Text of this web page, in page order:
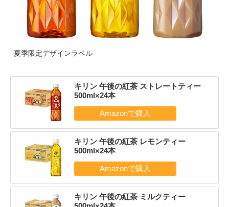
夏季限定デザインラベル
キリン 午後の紅茶 ストレートティー
500ml×24本
キリン 午後の紅茶 レモンティー
500ml×24本
キリン 午後の紅茶 ミルクティー